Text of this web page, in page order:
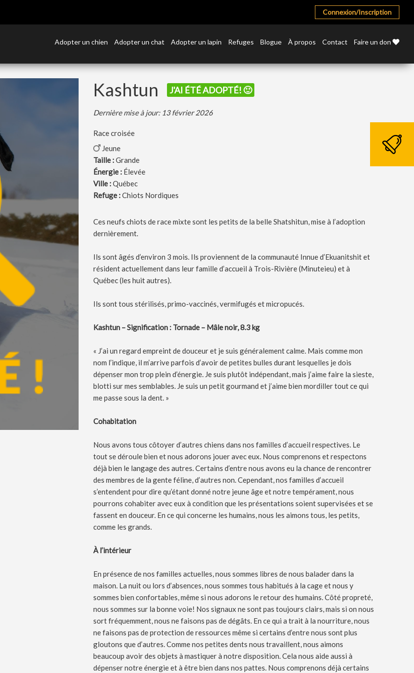
Connexion/Inscription
Adopter un chien Adopter un chat Adopter un lapin Refuges Blogue À propos Contact Faire un don
Kashtun J'AI ÉTÉ ADOPTÉ! 🙂
Dernière mise à jour: 13 février 2026
Race croisée
Jeune
Taille :Grande
Énergie : Élevée
Ville :Québec
Refuge :Chiots Nordiques
Ces neufs chiots de race mixte sont les petits de la belle Shatshitun, mise à l’adoption
dernièrement.
Ils sont âgés d’environ 3 mois. Ils proviennent de la communauté Innue d’Ekuanitshit et
résident actuellement dans leur famille d’accueil à Trois-Rivière (Minuteieu) et à
Québec (les huit autres).
Ils sont tous stérilisés, primo-vaccinés, vermifugés et micropucés.
Kashtun – Signification : Tornade – Mâle noir, 8.3 kg
« J’ai un regard empreint de douceur et je suis généralement calme. Mais comme mon
nom l’indique, il m’arrive parfois d’avoir de petites bulles durant lesquelles je dois
dépenser mon trop plein d’énergie. Je suis plutôt indépendant, mais j’aime faire la sieste,
blotti sur mes semblables. Je suis un petit gourmand et j’aime bien mordiller tout ce qui
me passe sous la dent. »
Cohabitation
Nous avons tous côtoyer d’autres chiens dans nos familles d’accueil respectives. Le
tout se déroule bien et nous adorons jouer avec eux. Nous comprenons et respectons
déjà bien le langage des autres. Certains d’entre nous avons eu la chance de rencontrer
des membres de la gente féline, d’autres non. Cependant, nos familles d’accueil
s’entendent pour dire qu’étant donné notre jeune âge et notre tempérament, nous
pourrons cohabiter avec eux à condition que les présentations soient supervisées et se
fassent en douceur. En ce qui concerne les humains, nous les aimons tous, les petits,
comme les grands.
À l’intérieur
En présence de nos familles actuelles, nous sommes libres de nous balader dans la
maison. La nuit ou lors d’absences, nous sommes tous habitués à la cage et nous y
sommes bien confortables, même si nous adorons le retour des humains. Côté propreté,
nous sommes sur la bonne voie! Nos signaux ne sont pas toujours clairs, mais si on nous
sort fréquemment, nous ne faisons pas de dégâts. En ce qui a trait à la nourriture, nous
ne faisons pas de protection de ressources même si certains d’entre nous sont plus
gloutons que d’autres. Comme nos petites dents nous travaillent, nous aimons
beaucoup avoir des objets à mastiquer à notre disposition. Cela nous aide aussi à
dépenser notre énergie et à être bien dans nos pattes. Nous comprenons déjà certains